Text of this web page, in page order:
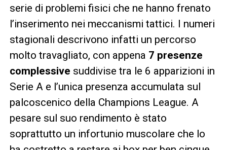
serie di problemi fisici che ne hanno frenato
l’inserimento nei meccanismi tattici. I numeri
stagionali descrivono infatti un percorso
molto travagliato, con appena 7 presenze
complessive suddivise tra le 6 apparizioni in
Serie A e l’unica presenza accumulata sul
palcoscenico della Champions League. A
pesare sul suo rendimento è stato
soprattutto un infortunio muscolare che lo